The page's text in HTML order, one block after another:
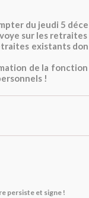
du jeudi 5
sur les retraites
existants
de la
!
persiste et signe !